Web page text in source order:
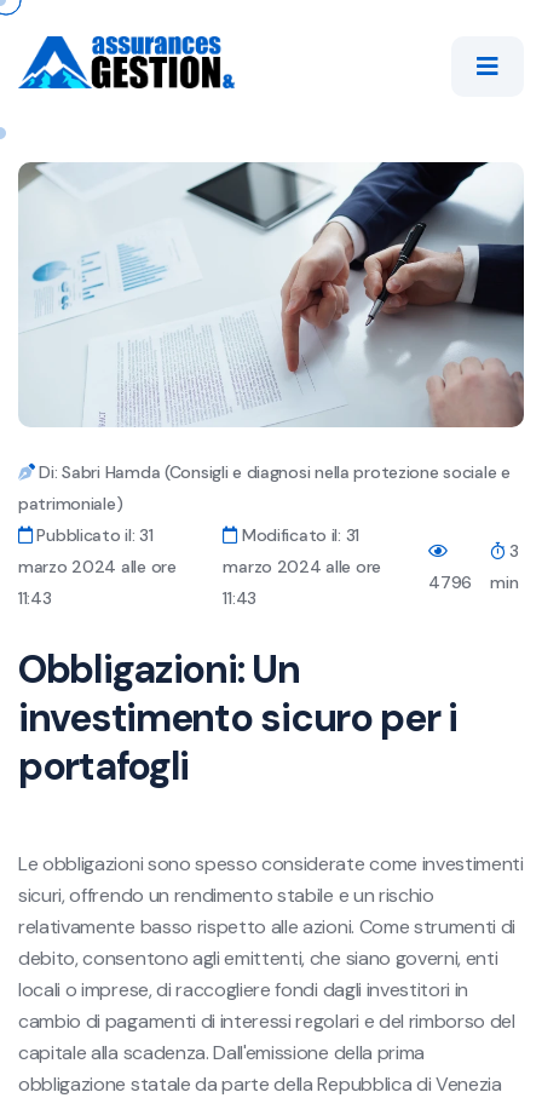
Di: Sabri Hamda (Consigli e diagnosi nella protezione sociale e
patrimoniale)
Pubblicato il: 31
marzo 2024 alle ore
11:43
Modificato il: 31
marzo 2024 alle ore
11:43
4796
3
min
Obbligazioni: Un
investimento sicuro per i
portafogli
Le obbligazioni sono spesso considerate come investimenti
sicuri, offrendo un rendimento stabile e un rischio
relativamente basso rispetto alle azioni. Come strumenti di
debito, consentono agli emittenti, che siano governi, enti
locali o imprese, di raccogliere fondi dagli investitori in
cambio di pagamenti di interessi regolari e del rimborso del
capitale alla scadenza. Dall'emissione della prima
obbligazione statale da parte della Repubblica di Venezia